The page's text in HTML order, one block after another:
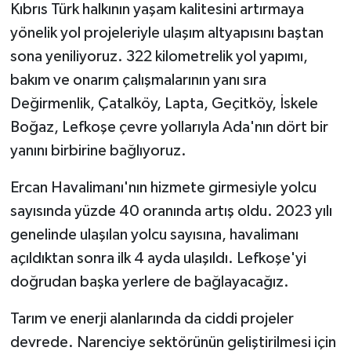
Kıbrıs Türk halkının yaşam kalitesini artırmaya
yönelik yol projeleriyle ulaşım altyapısını baştan
sona yeniliyoruz. 322 kilometrelik yol yapımı,
bakım ve onarım çalışmalarının yanı sıra
Değirmenlik, Çatalköy, Lapta, Geçitköy, İskele
Boğaz, Lefkoşe çevre yollarıyla Ada'nın dört bir
yanını birbirine bağlıyoruz.
Ercan Havalimanı'nın hizmete girmesiyle yolcu
sayısında yüzde 40 oranında artış oldu. 2023 yılı
genelinde ulaşılan yolcu sayısına, havalimanı
açıldıktan sonra ilk 4 ayda ulaşıldı. Lefkoşe'yi
doğrudan başka yerlere de bağlayacağız.
Tarım ve enerji alanlarında da ciddi projeler
devrede. Narenciye sektörünün geliştirilmesi için